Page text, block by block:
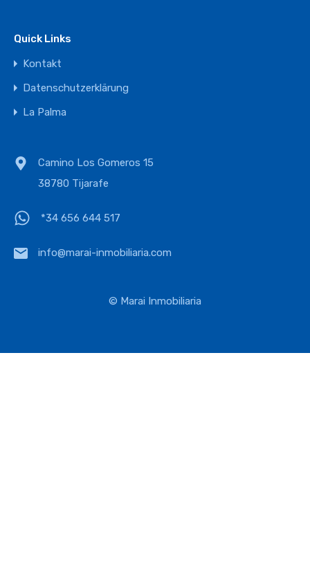
Quick Links
Kontakt
Datenschutzerklärung
La Palma
Camino Los Gomeros 15
38780 Tijarafe
*34 656 644 517
info@marai-inmobiliaria.com
© Marai Inmobiliaria